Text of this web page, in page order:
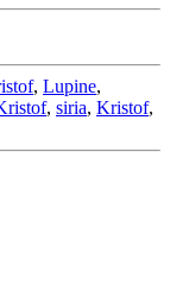
, Lupine,
, siria, Kristof,